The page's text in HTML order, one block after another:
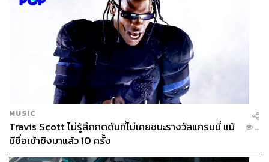
MUSIC
Travis Scott ไม่รู้สึกกดดันที่ไม่เคยชนะรางวัลแกรมมี่ แม้
มีชื่อเข้าชิงมาแล้ว 10 ครั้ง
...